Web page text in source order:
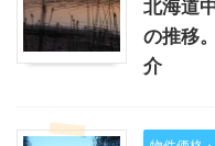
北海道
の推移
介